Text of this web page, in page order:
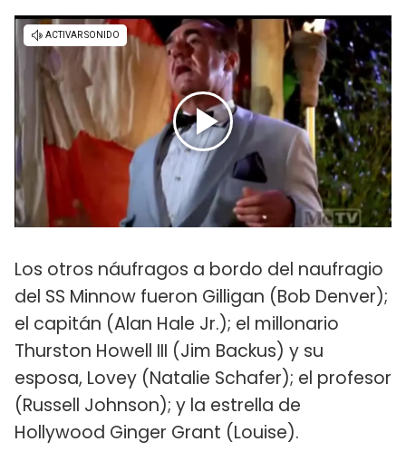
Los otros náufragos a bordo del naufragio
del SS Minnow fueron Gilligan (Bob Denver);
el capitán (Alan Hale Jr.); el millonario
Thurston Howell III (Jim Backus) y su
esposa, Lovey (Natalie Schafer); el profesor
(Russell Johnson); y la estrella de
Hollywood Ginger Grant (Louise).